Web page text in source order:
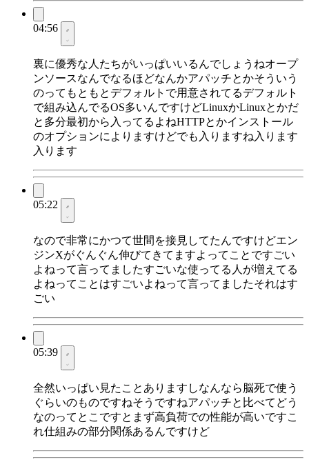
04:56
裏に優秀な人たちがいっぱいいるんでしょうねオープ
ンソースなんでなるほどなんかアパッチとかそういう
のってもともとデフォルトで用意されてるデフォルト
で組み込んでるOS多いんですけどLinuxかLinuxとかだ
と多分最初から入ってるよねHTTPとかインストール
のオプションによりますけどでも入りますね入ります
入ります
05:22
なので非常にかつて世間を接見してたんですけどエン
ジンXがぐんぐん伸びてきてますよってことですごい
よねって言ってましたすごいな使ってる人が増えてる
よねってことはすごいよねって言ってましたそれはす
ごい
05:39
全然いっぱい見たことありますしなんなら脳死で使う
ぐらいのものですねそうですねアパッチと比べてどう
なのってとこですとまず高負荷での性能が高いですこ
れ仕組みの部分関係あるんですけど